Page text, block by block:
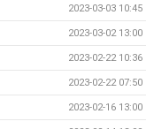
2023-03-03 10:45
2023-03-02 13:00
2023-02-22 10:36
2023-02-22 07:50
2023-02-16 13:00